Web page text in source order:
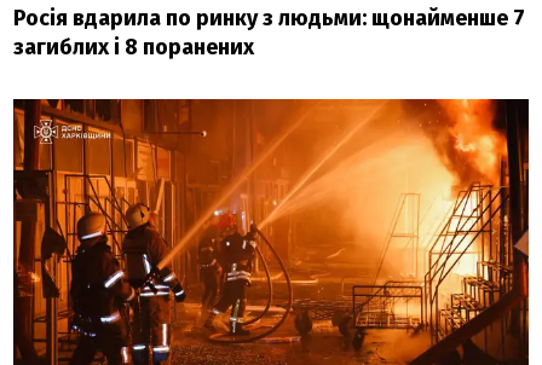
Росія вдарила по ринку з людьми: щонайменше 7
загиблих і 8 поранених